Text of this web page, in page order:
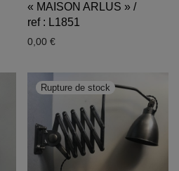
« MAISON ARLUS » /
ref : L1851
0,00 €